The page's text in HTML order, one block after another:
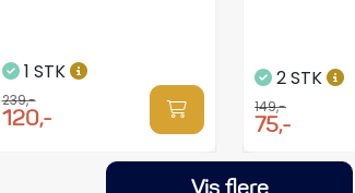
1 STK
239,-
120,-
2 STK
149,-
75,-